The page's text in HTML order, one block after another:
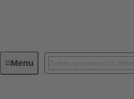
MenuSerie